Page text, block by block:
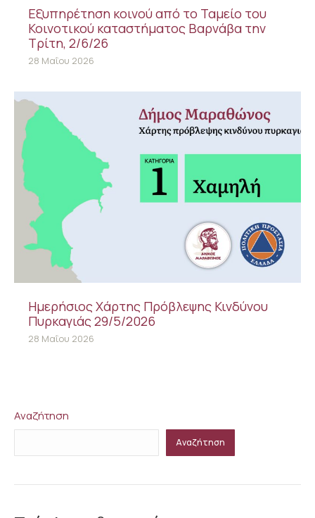
Εξυπηρέτηση κοινού από το Ταμείο του
Κοινοτικού καταστήματος Βαρνάβα την
Τρίτη, 2/6/26
28 Μαΐου 2026
Ημερήσιος Χάρτης Πρόβλεψης Κινδύνου
Πυρκαγιάς 29/5/2026
28 Μαΐου 2026
Αναζήτηση
Αναζήτηση